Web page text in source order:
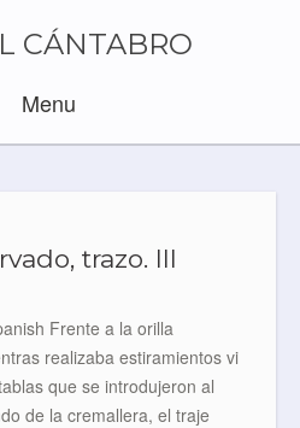
CÁNTABRO
Menu
trazo. III
Frente a la orilla
realizaba estiramientos vi
que se introdujeron al
de la cremallera, el traje